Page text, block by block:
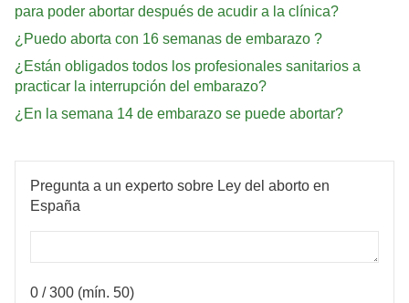
para poder abortar después de acudir a la clínica?
¿Puedo aborta con 16 semanas de embarazo ?
¿Están obligados todos los profesionales sanitarios a
practicar la interrupción del embarazo?
¿En la semana 14 de embarazo se puede abortar?
Pregunta a un experto sobre Ley del aborto en
España
0 / 300 (mín. 50)